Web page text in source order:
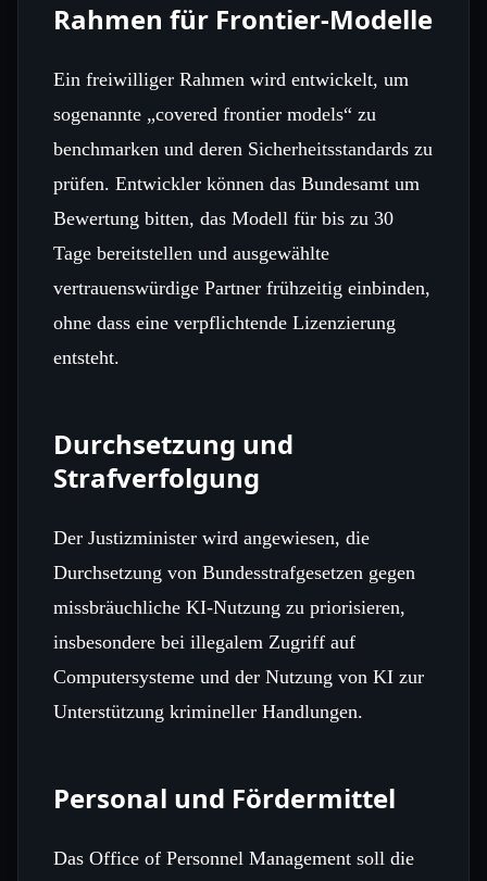
Rahmen für Frontier‑Modelle
Ein freiwilliger Rahmen wird entwickelt, um
sogenannte „covered frontier models“ zu
benchmarken und deren Sicherheitsstandards zu
prüfen. Entwickler können das Bundesamt um
Bewertung bitten, das Modell für bis zu 30
Tage bereitstellen und ausgewählte
vertrauenswürdige Partner frühzeitig einbinden,
ohne dass eine verpflichtende Lizenzierung
entsteht.
Durchsetzung und
Strafverfolgung
Der Justizminister wird angewiesen, die
Durchsetzung von Bundesstrafgesetzen gegen
missbräuchliche KI‑Nutzung zu priorisieren,
insbesondere bei illegalem Zugriff auf
Computersysteme und der Nutzung von KI zur
Unterstützung krimineller Handlungen.
Personal und Fördermittel
Das Office of Personnel Management soll die